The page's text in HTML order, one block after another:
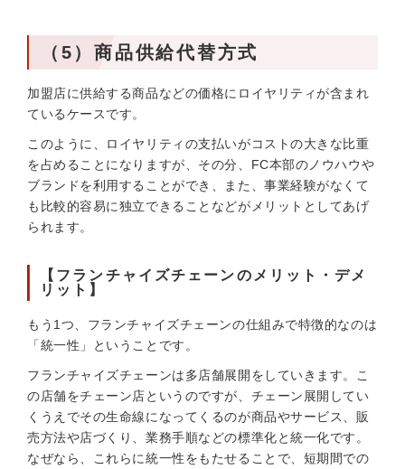
（5）商品供給代替方式
加盟店に供給する商品などの価格にロイヤリティが含まれ
ているケースです。
このように、ロイヤリティの支払いがコストの大きな比重
を占めることになりますが、その分、FC本部のノウハウや
ブランドを利用することができ、また、事業経験がなくて
も比較的容易に独立できることなどがメリットとしてあげ
られます。
【フランチャイズチェーンのメリット・デメ
リット】
もう1つ、フランチャイズチェーンの仕組みで特徴的なのは
「統一性」ということです。
フランチャイズチェーンは多店舗展開をしていきます。こ
の店舗をチェーン店というのですが、チェーン展開してい
くうえでその生命線になってくるのが商品やサービス、販
売方法や店づくり、業務手順などの標準化と統一化です。
なぜなら、これらに統一性をもたせることで、短期間での